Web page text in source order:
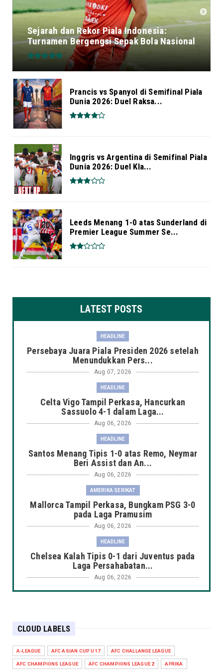
Sejarah dan Rekor Piala Indonesia:
Turnamen Bergengsi Sepak Bola Nasional
Prancis vs Spanyol di Semifinal Piala
Dunia 2026: Duel Raksa...
Inggris vs Argentina di Semifinal Piala
Dunia 2026: Duel Kla...
Leeds Menang 1-0 atas Sunderland di
Premier League Summer Se...
LATEST POSTS
HEADLINE
Persebaya Juara Piala Presiden 2026 setelah
Menundukkan Pers...
Aug 07, 2026
HEADLINE
Celta Vigo Tampil Perkasa, Hancurkan
Sassuolo 4-1 dalam Laga...
Aug 06, 2026
HEADLINE
Santos Menang Tipis 1-0 atas Remo, Neymar
Beri Assist dan An...
Aug 06, 2026
AMERIKA SERIKAT
Mallorca Tampil Perkasa, Bungkam PSG 3-0
pada Laga Pramusim
Aug 06, 2026
HEADLINE
Chelsea Kalah Tipis 0-1 dari Juventus pada
Laga Persahabatan...
Aug 06, 2026
HEADLINE
Arsenal Takluk 1-3 dari Real Betis dalam
CLOUD LABELS
A-LEAGUE AFC ASIAN CUP U17 AFC CHALLANGE LEAGUE
AFC CHAMPIONS LEAGUE AFC CHAMPIONS LEAGUE 2 AFRIKA